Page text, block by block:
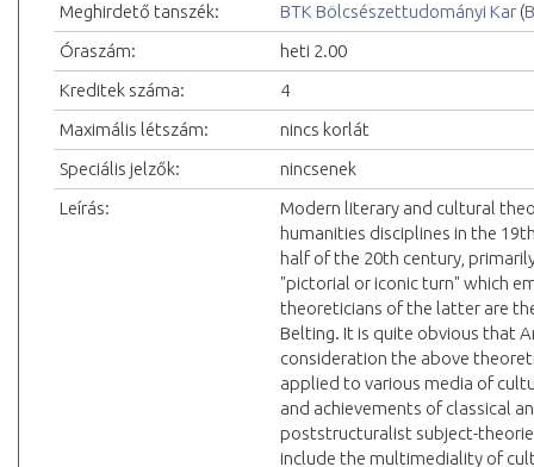
Meghirdető tanszék:
BTK Bölcsészettudományi Kar (
Óraszám:
heti 2.00
Kreditek száma:
4
Maximális létszám:
nincs korlát
Speciális jelzők:
nincsenek
Leírás:
Modern literary and cultural
humanities disciplines in the
half of the 20th century,
"pictorial or iconic turn" which
theoreticians of the latter are
Belting. It is quite obvious that
consideration the above
applied to various media of
and achievements of classical
poststructuralist subject-
include the multimediality of